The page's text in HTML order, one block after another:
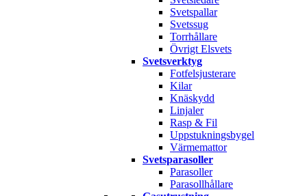
Svetspallar
Svetssug
Torrhållare
Övrigt Elsvets
Svetsverktyg
Fotfelsjusterare
Kilar
Knäskydd
Linjaler
Rasp & Fil
Uppstukningsbygel
Värmemattor
Svetsparasoller
Parasoller
Parasollhållare